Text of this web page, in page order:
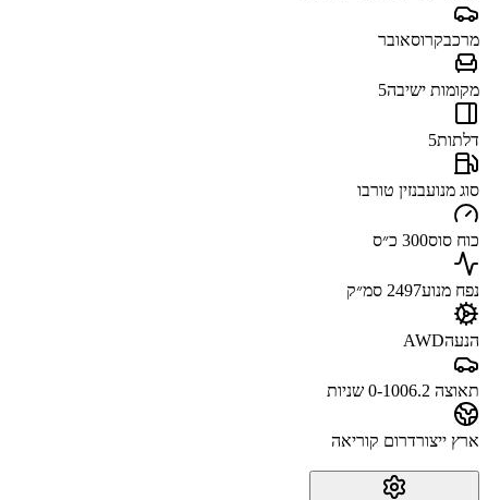
מרכבקרוסאובר
מקומות ישיבה5
דלתות5
סוג מנועבנזין טורבו
כוח סוס300 כ״ס
נפח מנוע2497 סמ״ק
הנעהAWD
תאוצה 0-100 6.2 שניות
ארץ ייצורדרום קוריאה